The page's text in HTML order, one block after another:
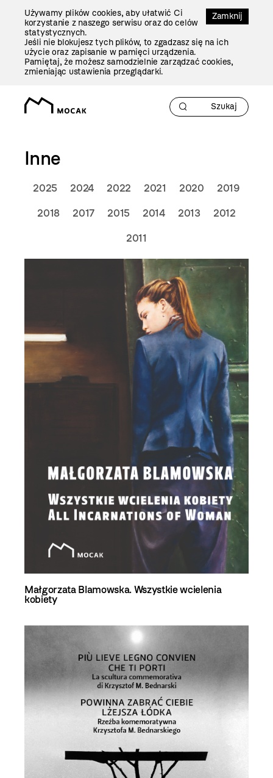
Zamknij
Używamy plików cookies, aby ułatwić Ci
korzystanie z naszego serwisu oraz do celów
statystycznych.
Jeśli nie blokujesz tych plików, to zgadzasz się na ich
użycie oraz zapisanie w pamięci urządzenia.
Pamiętaj, że możesz samodzielnie zarządzać cookies,
zmieniając ustawienia przeglądarki.
Inne
2025 2024 2022 2021 2020 2019
2018 2017 2015 2014 2013 2012
2011
Małgorzata Blamowska. Wszystkie wcielenia
kobiety